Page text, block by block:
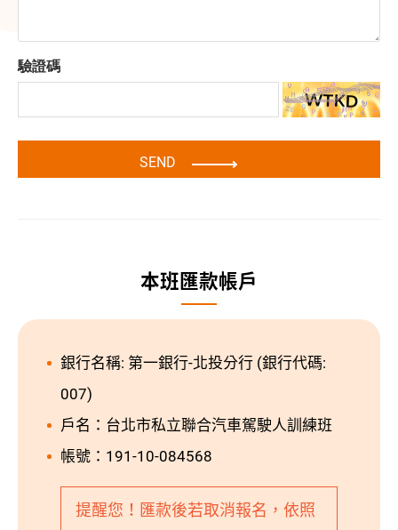
驗證碼
SEND
本班匯款帳戶
銀行名稱: 第一銀行-北投分行 (銀行代碼:
007)
戶名：台北市私立聯合汽車駕駛人訓練班
帳號：191-10-084568
提醒您！匯款後若取消報名，依照